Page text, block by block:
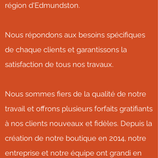
région d'Edmundston.
Nous répondons aux besoins spécifiques
de chaque clients et garantissons la
satisfaction de tous nos travaux.
Nous sommes fiers de la qualité de notre
travail et offrons plusieurs forfaits gratifiants
à nos clients nouveaux et fidèles. Depuis la
création de notre boutique en 2014, notre
entreprise et notre équipe ont grandi en